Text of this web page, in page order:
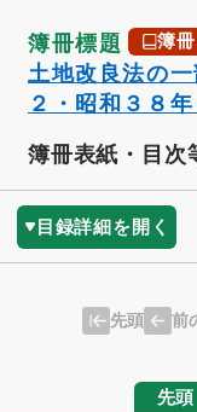
簿冊標題 簿冊
土地改良法の
２・昭和３８
簿冊表紙・目次
目録詳細を開く
先頭 前
先頭